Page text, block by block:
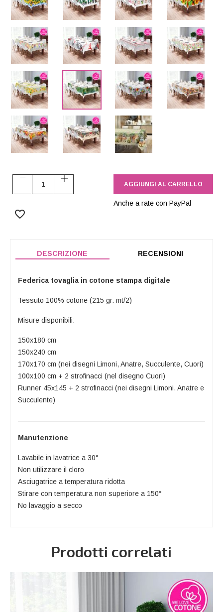
Corallo
Anatre
Funghi Deserto
Anche a rate con PayPal
AGGIUNGI AL CARRELLO
favorite_border
DESCRIZIONE RECENSIONI
Federica tovaglia in cotone stampa digitale
Tessuto 100% cotone (215 gr. mt/2)
Misure disponibili:
150x180 cm
150x240 cm
170x170 cm (nei disegni Limoni, Anatre, Succulente, Cuori)
100x100 cm + 2 strofinacci (nel disegno Cuori)
Runner 45x145 + 2 strofinacci (nei disegni Limoni. Anatre e
Succulente)
Manutenzione
Lavabile in lavatrice a 30°
Non utilizzare il cloro
Asciugatrice a temperatura ridotta
Stirare con temperatura non superiore a 150°
No lavaggio a secco
Prodotti correlati